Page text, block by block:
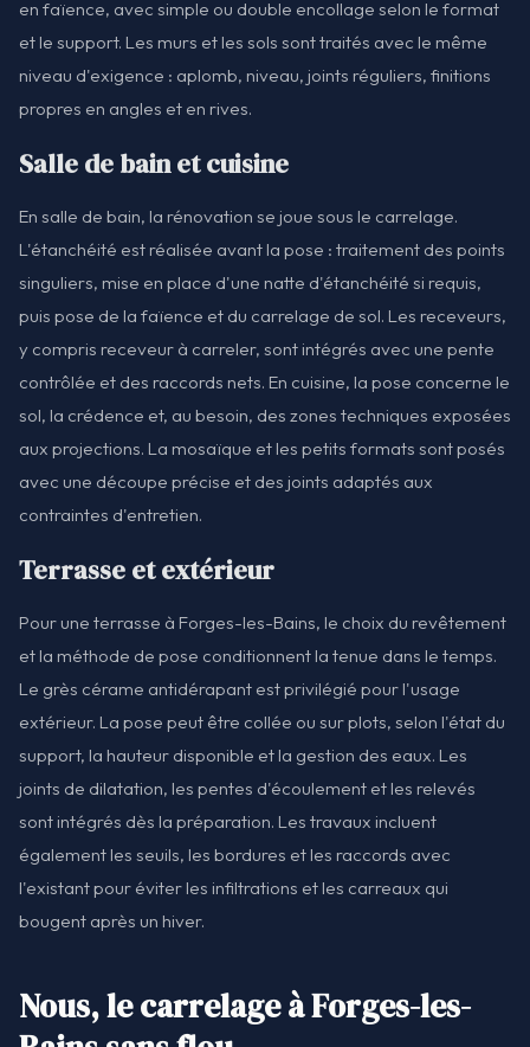
en faïence, avec simple ou double encollage selon le format
et le support. Les murs et les sols sont traités avec le même
niveau d'exigence : aplomb, niveau, joints réguliers, finitions
propres en angles et en rives.
Salle de bain et cuisine
En salle de bain, la rénovation se joue sous le carrelage.
L'étanchéité est réalisée avant la pose : traitement des points
singuliers, mise en place d'une natte d'étanchéité si requis,
puis pose de la faïence et du carrelage de sol. Les receveurs,
y compris receveur à carreler, sont intégrés avec une pente
contrôlée et des raccords nets. En cuisine, la pose concerne le
sol, la crédence et, au besoin, des zones techniques exposées
aux projections. La mosaïque et les petits formats sont posés
avec une découpe précise et des joints adaptés aux
contraintes d'entretien.
Terrasse et extérieur
Pour une terrasse à Forges-les-Bains, le choix du revêtement
et la méthode de pose conditionnent la tenue dans le temps.
Le grès cérame antidérapant est privilégié pour l'usage
extérieur. La pose peut être collée ou sur plots, selon l'état du
support, la hauteur disponible et la gestion des eaux. Les
joints de dilatation, les pentes d'écoulement et les relevés
sont intégrés dès la préparation. Les travaux incluent
également les seuils, les bordures et les raccords avec
l'existant pour éviter les infiltrations et les carreaux qui
bougent après un hiver.
Nous, le carrelage à Forges-les-